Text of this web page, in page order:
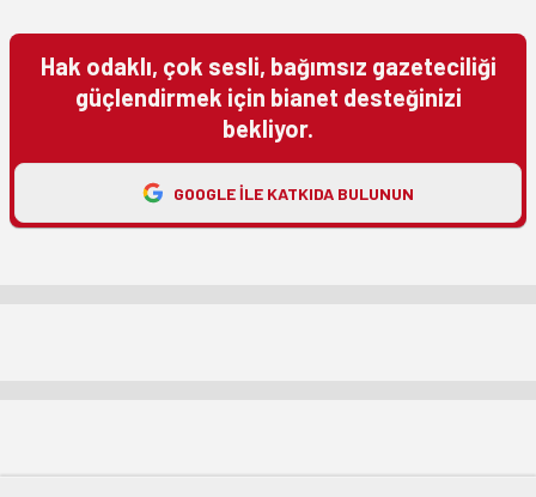
Hak odaklı, çok sesli, bağımsız gazeteciliği
güçlendirmek için bianet desteğinizi
bekliyor.
GOOGLE ILE KATKIDA BULUNUN